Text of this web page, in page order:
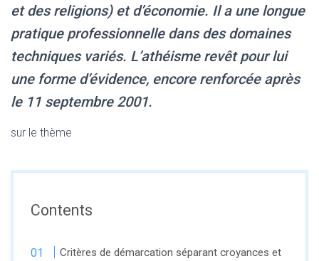
et des religions) et d’économie. Il a une longue
pratique professionnelle dans des domaines
techniques variés. L’athéisme revêt pour lui
une forme d’évidence, encore renforcée après
le 11 septembre 2001.
sur le thème
Contents
Critères de démarcation séparant croyances et